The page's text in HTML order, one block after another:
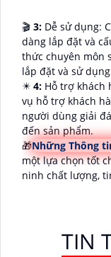
🎬 3: Dễ sử dụng:
dàng lắp đặt và
thức chuyên môn
lắp đặt và sử
✴️ 4: Hỗ trợ khách
vụ hỗ trợ khách
người dùng giải
đến sản phẩm.
🎁Những Thông
một lựa chọn tốt
ninh chất lượng,
TIN